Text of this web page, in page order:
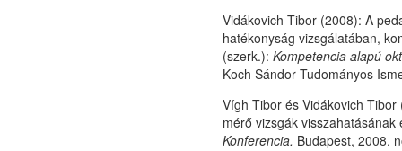
Vidákovich Tibor (2008): A
hatékonyság vizsgálatában,
(szerk.): Kompetencia alapú
Koch Sándor Tudományos
Vígh Tibor és Vidákovich
mérő vizsgák
Konferencia. Budapest, 2008.